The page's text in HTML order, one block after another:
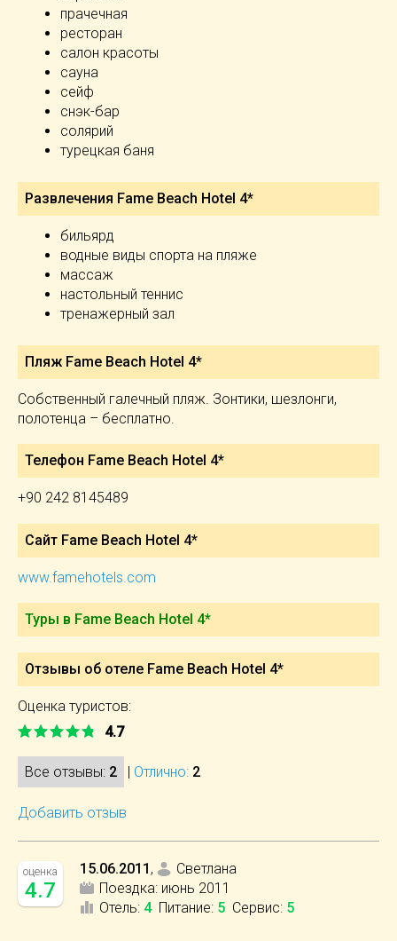
прачечная
ресторан
салон красоты
сауна
сейф
снэк-бар
солярий
турецкая баня
Развлечения Fame Beach Hotel 4*
бильярд
водные виды спорта на пляже
массаж
настольный теннис
тренажерный зал
Пляж Fame Beach Hotel 4*
Собственный галечный пляж. Зонтики, шезлонги,
полотенца – бесплатно.
Телефон Fame Beach Hotel 4*
+90 242 8145489
Сайт Fame Beach Hotel 4*
www.famehotels.com
Туры в Fame Beach Hotel 4*
Отзывы об отеле Fame Beach Hotel 4*
Оценка туристов:
4.7
Все отзывы: 2 | Отлично: 2
Добавить отзыв
оценка
4.7
15.06.2011 ,
Светлана
Поездка: июнь 2011
Отель: 4 Питание: 5 Сервис: 5